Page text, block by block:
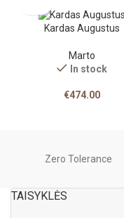
Kardas Augustus
Marto
In stock
€474.00
Zero Tolerance
TAISYKLĖS